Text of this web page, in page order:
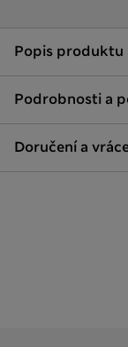
Popis produktu
Podrobnosti a
Doručení a